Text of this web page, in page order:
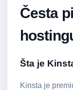
Česta
Šta je
Kinsta je